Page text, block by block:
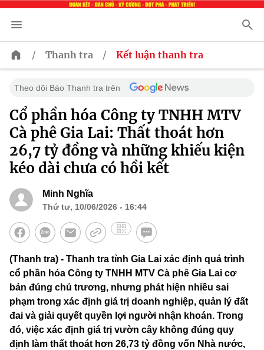
/ Thanh tra / Kết luận thanh tra
Theo dõi Báo Thanh tra trên
Cổ phần hóa Công ty TNHH MTV
Cà phê Gia Lai: Thất thoát hơn
26,7 tỷ đồng và những khiếu kiện
kéo dài chưa có hồi kết
Minh Nghĩa
Thứ tư, 10/06/2026 - 16:44
(Thanh tra) - Thanh tra tỉnh Gia Lai xác định quá trình
cổ phần hóa Công ty TNHH MTV Cà phê Gia Lai cơ
bản đúng chủ trương, nhưng phát hiện nhiều sai
phạm trong xác định giá trị doanh nghiệp, quản lý đất
đai và giải quyết quyền lợi người nhận khoán. Trong
đó, việc xác định giá trị vườn cây không đúng quy
định làm thất thoát hơn 26,73 tỷ đồng vốn Nhà nước,